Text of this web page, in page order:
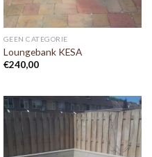
GEEN CATEGORIE
Loungebank KESA
€240,00